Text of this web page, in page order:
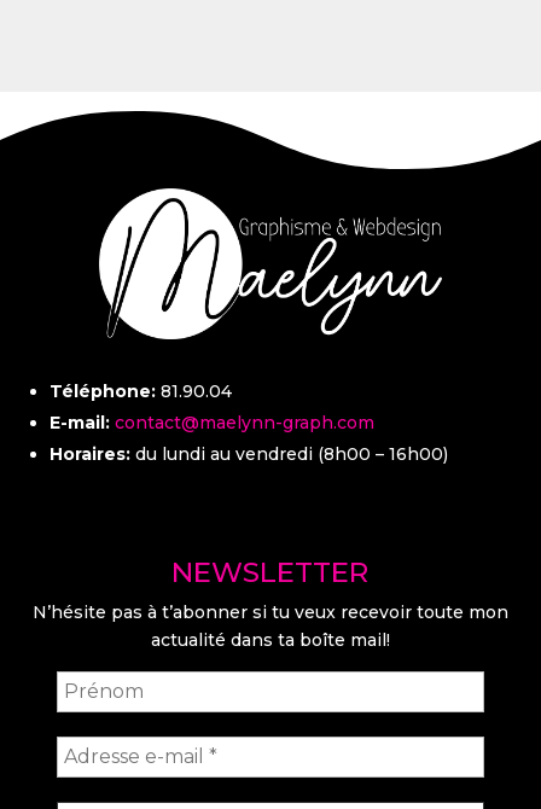
Téléphone:81.90.04
E-mail: contact@maelynn-graph.com
Horaires:du lundi au vendredi (8h00 – 16h00)
NEWSLETTER
N’hésite pas à t’abonner si tu veux recevoir toute mon
actualité dans ta boîte mail!